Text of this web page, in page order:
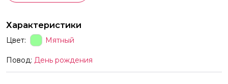
Характеристики
Цвет: Мятный
Повод: День рождения